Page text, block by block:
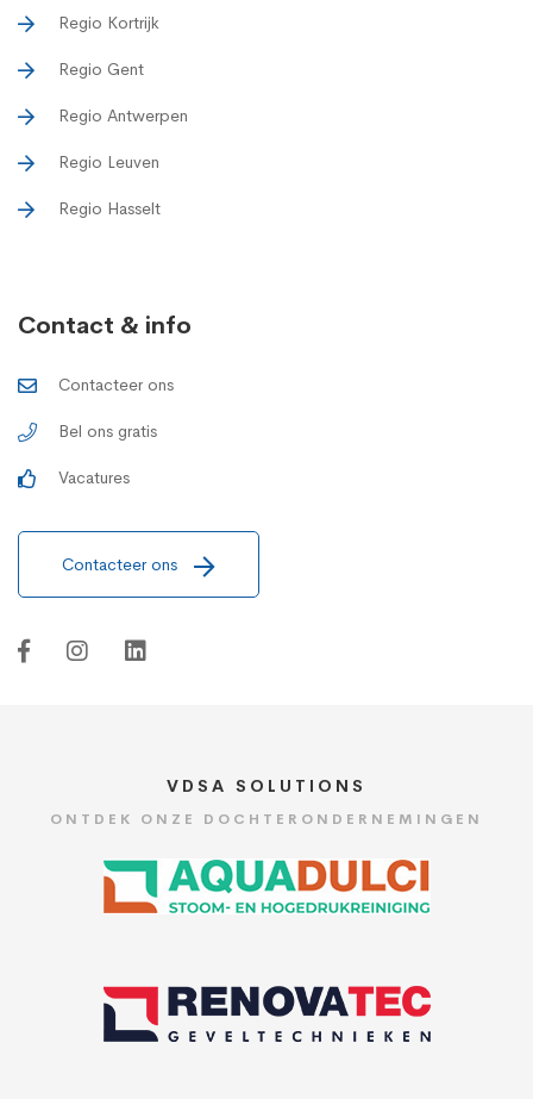
Regio Kortrijk
Regio Gent
Regio Antwerpen
Regio Leuven
Regio Hasselt
Contact & info
Contacteer ons
Bel ons gratis
Vacatures
Contacteer ons
VDSA SOLUTIONS
ONTDEK ONZE DOCHTERONDERNEMINGEN